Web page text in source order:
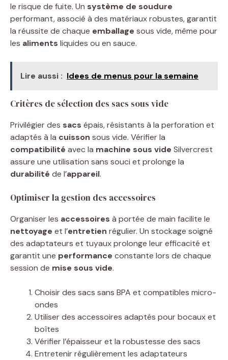
le risque de fuite. Un système de soudure
performant, associé à des matériaux robustes, garantit
la réussite de chaque emballage sous vide, même pour
les aliments liquides ou en sauce.
Lire aussi : Idees de menus pour la semaine
Critères de sélection des sacs sous vide
Privilégier des sacs épais, résistants à la perforation et
adaptés à la cuisson sous vide. Vérifier la
compatibilité avec la machine sous vide Silvercrest
assure une utilisation sans souci et prolonge la
durabilité de l’appareil.
Optimiser la gestion des accessoires
Organiser les accessoires à portée de main facilite le
nettoyage et l’entretien régulier. Un stockage soigné
des adaptateurs et tuyaux prolonge leur efficacité et
garantit une performance constante lors de chaque
session de mise sous vide.
Choisir des sacs sans BPA et compatibles micro-
ondes
Utiliser des accessoires adaptés pour bocaux et
boîtes
Vérifier l’épaisseur et la robustesse des sacs
Entretenir régulièrement les adaptateurs